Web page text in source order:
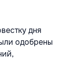
дня
одобрены